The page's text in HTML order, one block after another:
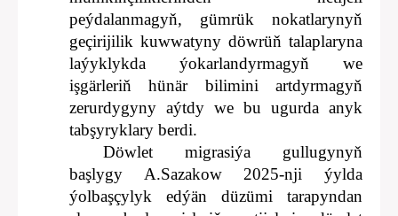
peýdalanmagyň, gümrük nokatlarynyň
geçirijilik kuwwatyny döwrüň talaplaryna
laýyklykda ýokarlandyrmagyň we
işgärleriň hünär bilimini artdyrmagyň
zerurdygyny aýtdy we bu ugurda anyk
tabşyryklary berdi.
Döwlet migrasiýa gullugynyň
başlygy A.Sazakow 2025-nji ýylda
ýolbaşçylyk edýän düzümi tarapyndan